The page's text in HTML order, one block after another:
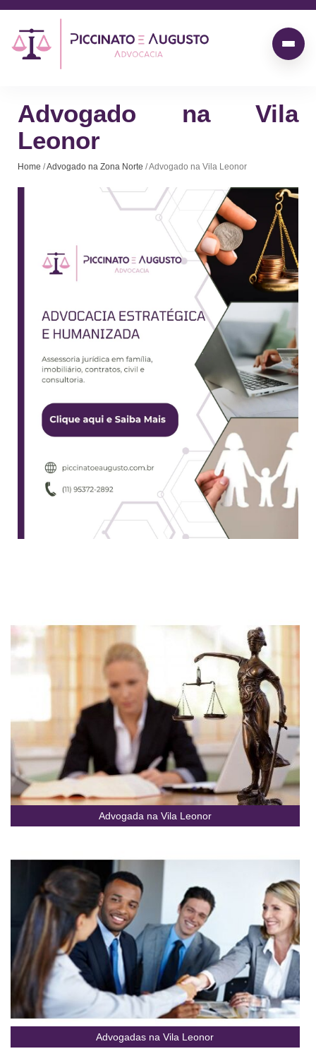
Advogado na Vila
Leonor
Home /Advogado na Zona Norte / Advogado na Vila Leonor
Advogada na Vila Leonor
Advogadas na Vila Leonor